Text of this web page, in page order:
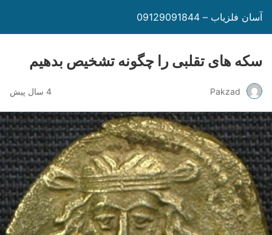
آسان فلزیاب – 09129091844
سکه های تقلبی را چگونه تشخیص بدهیم
Pakzad 4 سال پیش